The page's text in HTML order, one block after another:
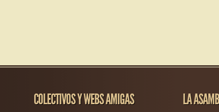
COLECTIVOS Y WEBS AMIGAS LA